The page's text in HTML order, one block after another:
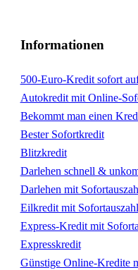
Informationen
500-Euro-Kredit sofort
Autokredit mit Online-
Bekommt man einen
Bester Sofortkredit
Blitzkredit
Darlehen schnell &
Darlehen mit
Eilkredit mit
Express-Kredit mit
Expresskredit
Günstige Online-Kredite